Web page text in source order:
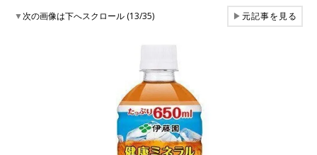
▼次の画像は下へスクロール (13/35) ▶元記事を見る